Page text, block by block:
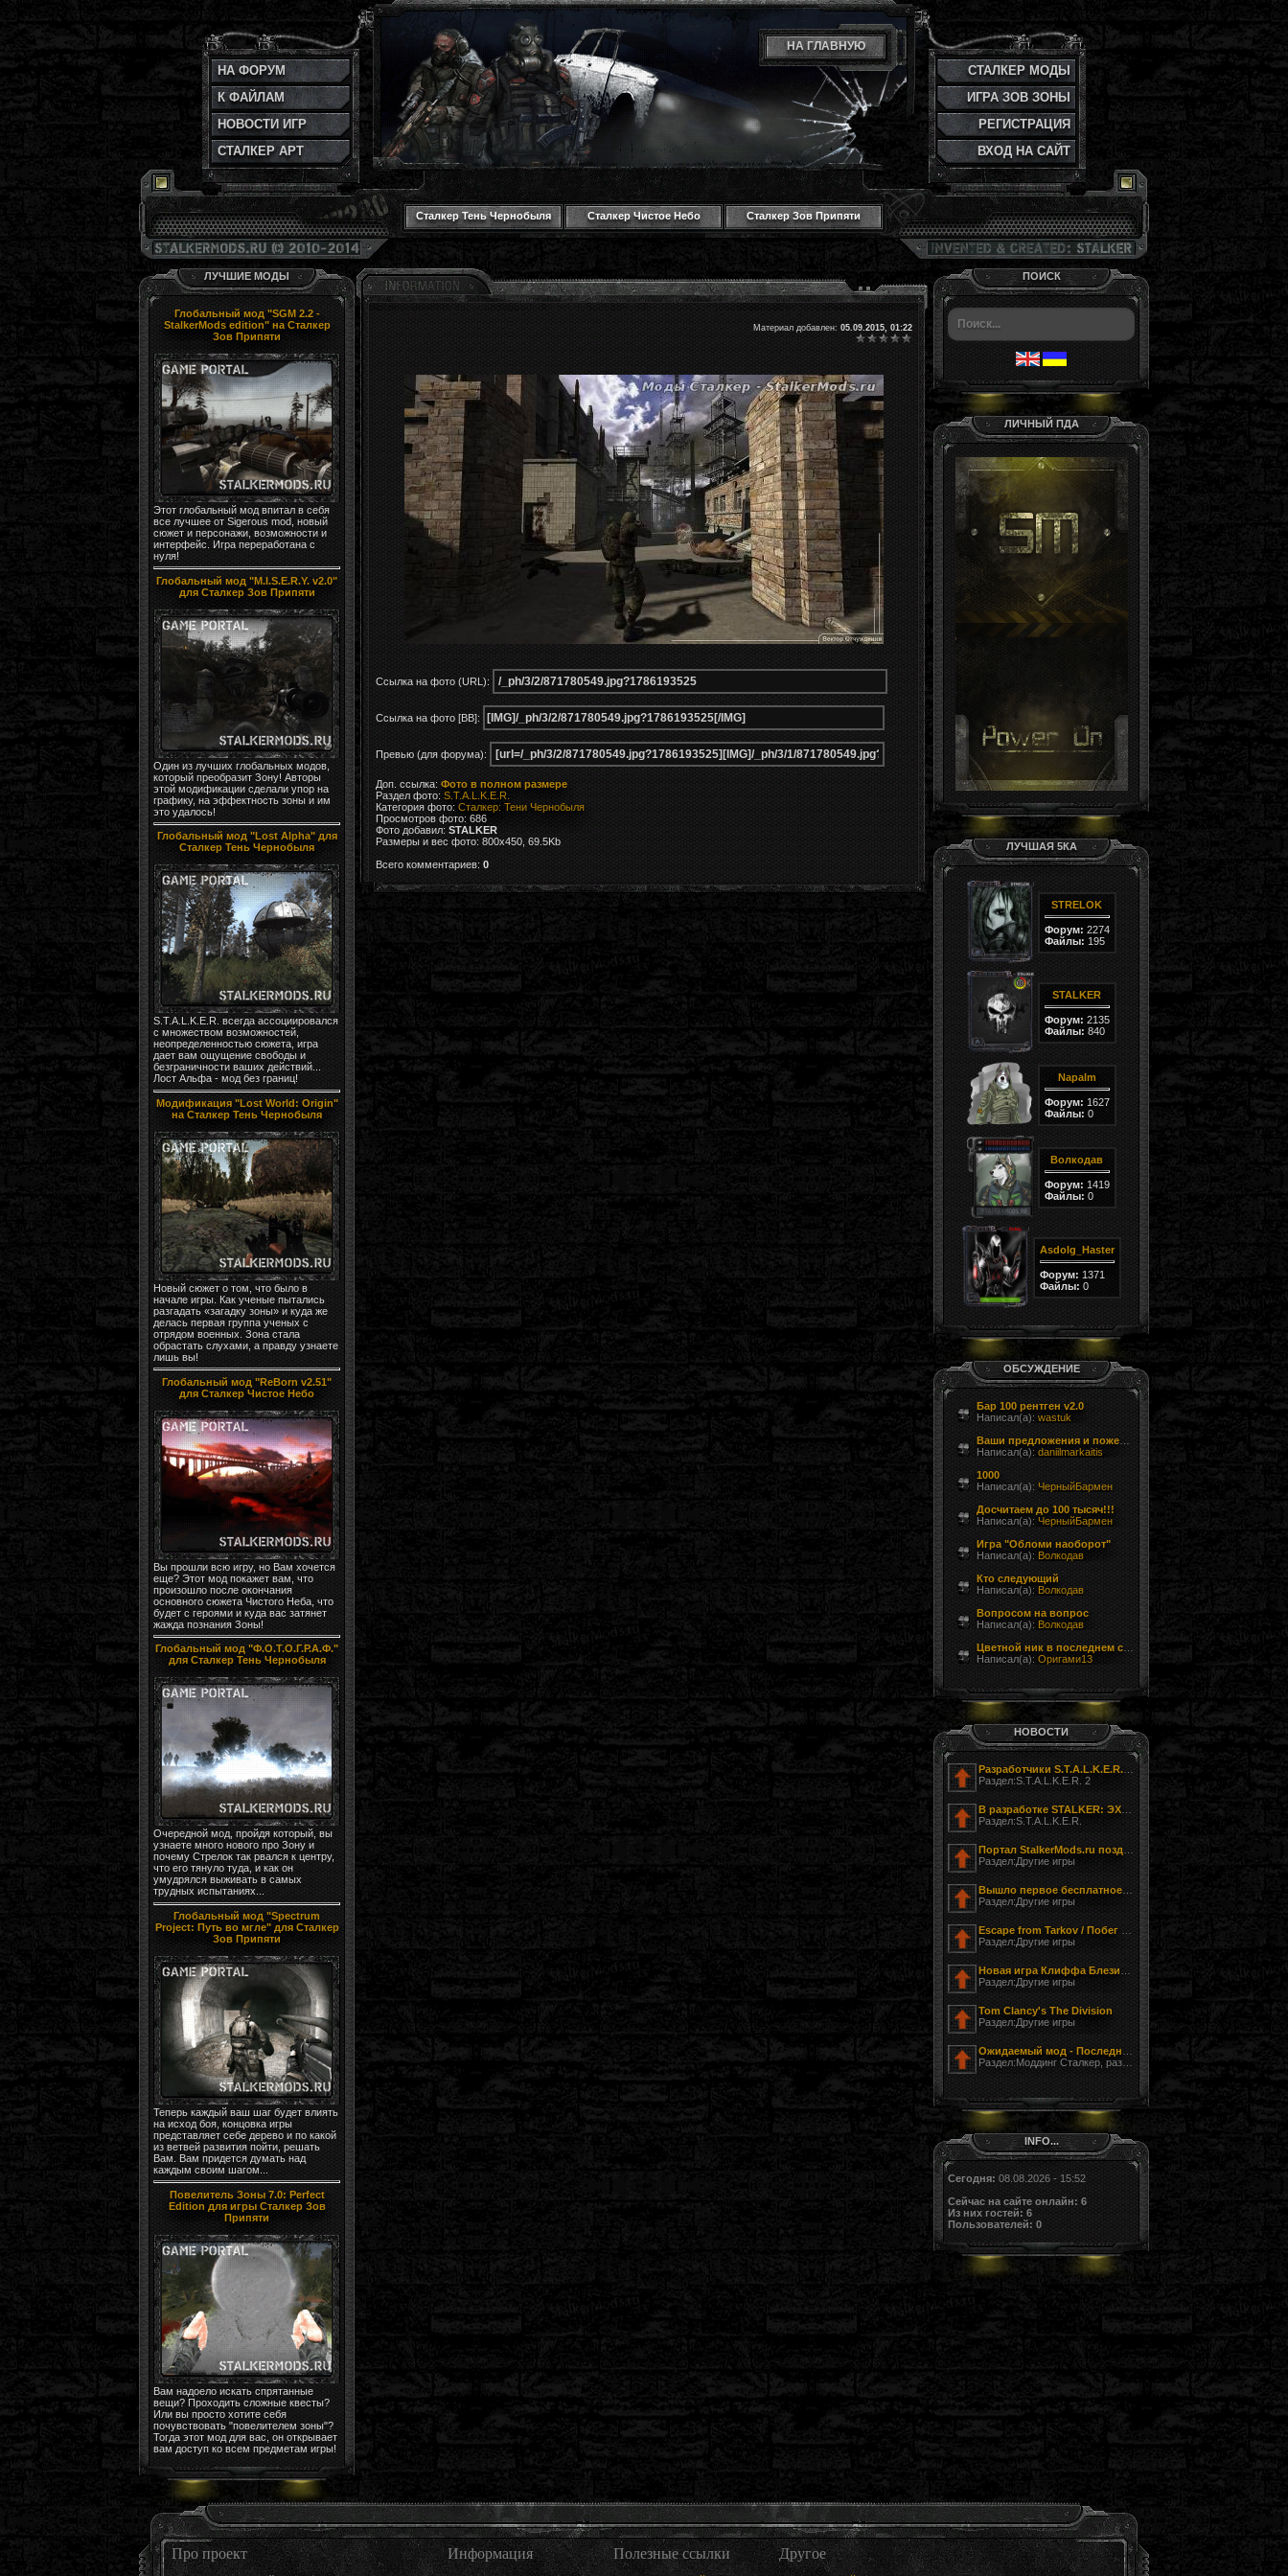
НА ГЛАВНУЮ
СТАЛКЕР МОДЫ
ИГРА ЗОВ ЗОНЫ
РЕГИСТРАЦИЯ
ВХОД НА САЙТ
НА ФОРУМ
К ФАЙЛАМ
НОВОСТИ ИГР
СТАЛКЕР АРТ
Сталкер Тень Чернобыля Сталкер Чистое Небо Сталкер Зов Припяти
ЛУЧШИЕ МОДЫ
Глобальный мод "SGM 2.2 -
StalkerMods edition" на Сталкер
Зов Припяти
Этот глобальный мод впитал в себя
все лучшее от Sigerous mod, новый
сюжет и персонажи, возможности и
интерфейс. Игра переработана с
нуля!
Глобальный мод "M.I.S.E.R.Y. v2.0"
для Сталкер Зов Припяти
Один из лучших глобальных модов,
который преобразит Зону! Авторы
этой модификации сделали упор на
графику, на эффектность зоны и им
это удалось!
Глобальный мод "Lost Alpha" для
Сталкер Тень Чернобыля
S.T.A.L.K.E.R. всегда ассоциировался
с множеством возможностей,
неопределенностью сюжета, игра
дает вам ощущение свободы и
безграничности ваших действий...
Лост Альфа - мод без границ!
Модификация "Lost World: Origin"
на Сталкер Тень Чернобыля
Новый сюжет о том, что было в
начале игры. Как ученые пытались
разгадать «загадку зоны» и куда же
делась первая группа ученых с
отрядом военных. Зона стала
обрастать слухами, а правду узнаете
лишь вы!
Глобальный мод "ReBorn v2.51"
для Сталкер Чистое Небо
Вы прошли всю игру, но Вам хочется
еще? Этот мод покажет вам, что
произошло после окончания
основного сюжета Чистого Неба, что
будет с героями и куда вас затянет
жажда познания Зоны!
Глобальный мод "Ф.О.Т.О.Г.Р.А.Ф."
для Сталкер Тень Чернобыля
Очередной мод, пройдя который, вы
узнаете много нового про Зону и
почему Стрелок так рвался к центру,
что его тянуло туда, и как он
умудрялся выживать в самых
трудных испытаниях...
Глобальный мод "Spectrum
Project: Путь во мгле" для Сталкер
Зов Припяти
Теперь каждый ваш шаг будет влиять
на исход боя, концовка игры
представляет себе дерево и по какой
из ветвей развития пойти, решать
Вам. Вам придется думать над
каждым своим шагом...
Повелитель Зоны 7.0: Perfect
Edition для игры Сталкер Зов
Припяти
Вам надоело искать спрятанные
вещи? Проходить сложные квесты?
Или вы просто хотите себя
почувствовать "повелителем зоны"?
Тогда этот мод для вас, он открывает
вам доступ ко всем предметам игры!
Материал добавлен: 05.09.2015, 01:22
Ссылка на фото (URL):
Ссылка на фото [BB]:
Превью (для форума):
Доп. ссылка: Фото в полном размере
Раздел фото: S.T.A.L.K.E.R.
Категория фото: Сталкер: Тени Чернобыля
Просмотров фото: 686
Фото добавил: STALKER
Размеры и вес фото: 800x450, 69.5Kb
Всего комментариев: 0
ПОИСК
ЛИЧНЫЙ ПДА
Гость, ты здесь -й день
Группа: Гости
ЛУЧШАЯ 5КА
STRELOK
Форум: 2274
Файлы: 195
STALKER
Форум: 2135
Файлы: 840
Napalm
Форум: 1627
Файлы: 0
Волкодав
Форум: 1419
Файлы: 0
Asdolg_Haster
Форум: 1371
Файлы: 0
ОБСУЖДЕНИЕ
Бар 100 рентген v2.0
Написал(а): wastuk
Написал(а): daniilmarkaitis
1000
Написал(а): ЧерныйБармен
Досчитаем до 100 тысяч!!!
Написал(а): ЧерныйБармен
Игра "Обломи наоборот"
Написал(а): Волкодав
Кто следующий
Написал(а): Волкодав
Вопросом на вопрос
Написал(а): Волкодав
Написал(а): Оригами13
НОВОСТИ
Раздел:S.T.A.L.K.E.R. 2
Раздел:S.T.A.L.K.E.R.
Раздел:Другие игры
Раздел:Другие игры
Раздел:Другие игры
Раздел:Другие игры
Tom Clancy's The Division
Раздел:Другие игры
Раздел:Моддинг Сталкер, разработка модов
INFO...
Сегодня: 08.08.2026 - 15:52
Сейчас на сайте онлайн: 6
Из них гостей: 6
Пользователей: 0
Про проект Информация Полезные ссылки Другое